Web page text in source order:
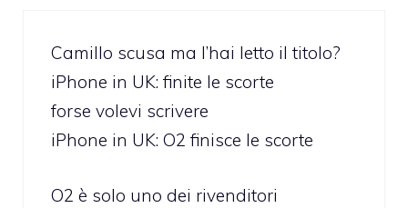
Camillo scusa ma l’hai letto il titolo?
iPhone in UK: finite le scorte
forse volevi scrivere
iPhone in UK: O2 finisce le scorte
O2 è solo uno dei rivenditori